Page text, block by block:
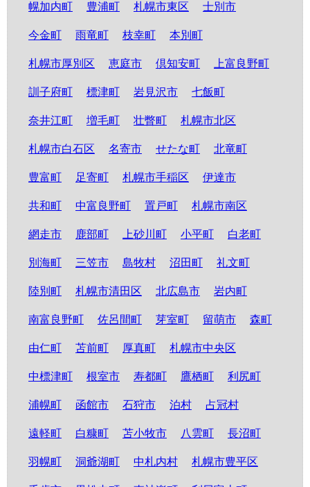
幌加内町 豊浦町 札幌市東区 士別市
今金町 雨竜町 枝幸町 本別町
札幌市厚別区 恵庭市 倶知安町 上富良野町
訓子府町 標津町 岩見沢市 七飯町
奈井江町 増毛町 壮瞥町 札幌市北区
札幌市白石区 名寄市 せたな町 北竜町
豊富町 足寄町 札幌市手稲区 伊達市
共和町 中富良野町 置戸町 札幌市南区
網走市 鹿部町 上砂川町 小平町 白老町
別海町 三笠市 島牧村 沼田町 礼文町
陸別町 札幌市清田区 北広島市 岩内町
南富良野町 佐呂間町 芽室町 留萌市 森町
由仁町 苫前町 厚真町 札幌市中央区
中標津町 根室市 寿都町 鷹栖町 利尻町
浦幌町 函館市 石狩市 泊村 占冠村
遠軽町 白糠町 苫小牧市 八雲町 長沼町
羽幌町 洞爺湖町 中札内村 札幌市豊平区